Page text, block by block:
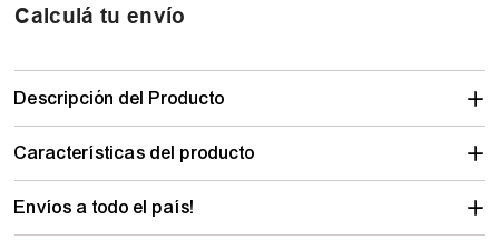
Calculá tu envío
Descripción del Producto
Características del producto
Envíos a todo el país!